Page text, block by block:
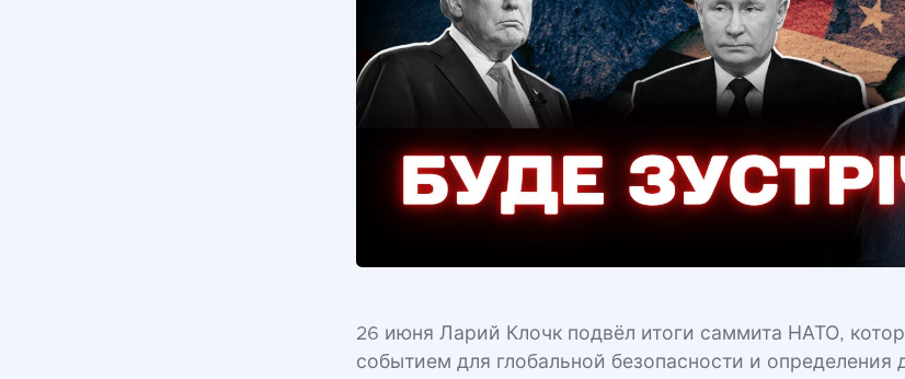
26 июня Ларий Клочк подвёл итоги саммита НАТО,
событием для глобальной безопасности и определения